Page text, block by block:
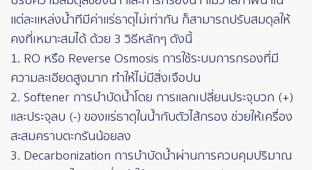
แต่ละแหล่งน้ำทีมีค่าแร่ธาตุไม่เท่ากัน ก็สามารถปรับสมดุลให้
คงที่เหมาะสมได้ ด้วย 3 วิธีหลักๆ ดังนี้
1. RO หรือ Reverse Osmosis การใช้ระบบการกรองที่มี
ความละเอียดสูงมาก ทำให้ไม่มีสิ่งเจือปน
2. Softener การบำบัดน้ำโดย การแลกเปลี่ยนประจุบวก (+)
และประจุลบ (-) ของแร่ธาตุในน้ำกับตัวไส้กรอง ช่วยให้เครื่อง
สะสมคราบตะกรันน้อยลง
3. Decarbonization การบำบัดน้ำผ่านการควบคุมปริมาณ